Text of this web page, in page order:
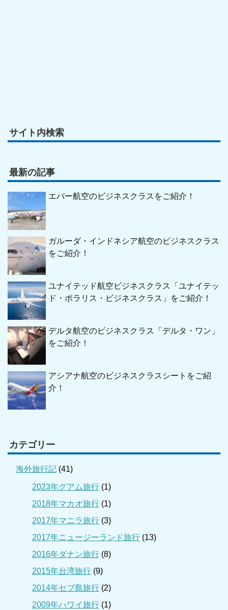
サイト内検索
最新の記事
エバー航空のビジネスクラスをご紹介！
ガルーダ・インドネシア航空のビジネスクラス
をご紹介！
ユナイテッド航空ビジネスクラス「ユナイテッ
ド・ポラリス・ビジネスクラス」をご紹介！
デルタ航空のビジネスクラス「デルタ・ワン」
をご紹介！
アシアナ航空のビジネスクラスシートをご紹
介！
カテゴリー
海外旅行記 (41)
2023年グアム旅行 (1)
2018年マカオ旅行 (1)
2017年マニラ旅行 (3)
2017年ニュージーランド旅行 (13)
2016年ダナン旅行 (8)
2015年台湾旅行 (9)
2014年セブ島旅行 (2)
2009年ハワイ旅行 (1)